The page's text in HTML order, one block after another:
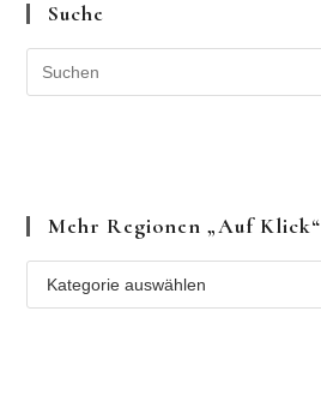
Suche
Mehr Regionen „auf Klick“
Regionen